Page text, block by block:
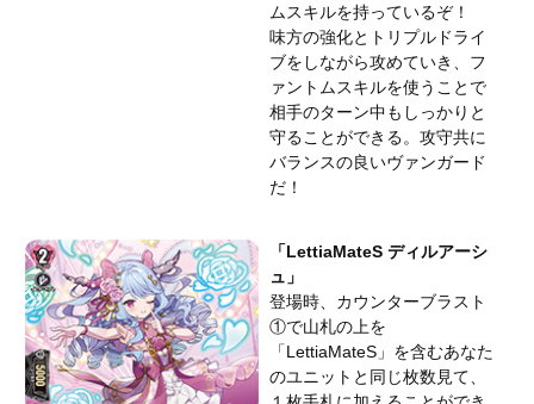
ムスキルを持っているぞ！
味方の強化とトリプルドライ
ブをしながら攻めていき、フ
ァントムスキルを使うことで
相手のターン中もしっかりと
守ることができる。攻守共に
バランスの良いヴァンガード
だ！
「LettiaMateS ディルアーシ
ュ」
登場時、カウンターブラスト
①で山札の上を
「LettiaMateS」を含むあなた
のユニットと同じ枚数見て、